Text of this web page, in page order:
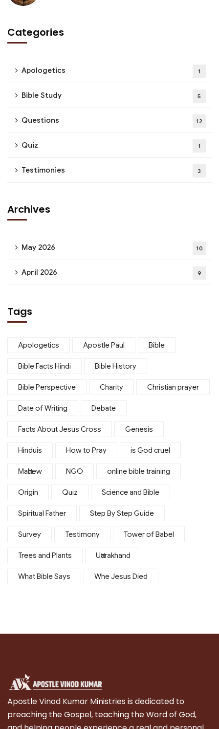
Categories
Apologetics 1
Bible Study 5
Questions 12
Quiz 1
Testimonies 3
Archives
May 2026 10
April 2026 9
Tags
Apologetics Apostle Paul Bible
Bible Facts Hindi Bible History
Bible Perspective Charity Christian prayer
Date of Writing Debate
Facts About Jesus Cross Genesis
Hinduis How to Pray is God cruel
Matthew NGO online bible training
Origin Quiz Science and Bible
Spiritual Father Step By Step Guide
Survey Testimony Tower of Babel
Trees and Plants Uttarakhand
What Bible Says Whe Jesus Died
Apostle Vinod Kumar Ministries is dedicated to
preaching the Gospel, teaching the Word of God,